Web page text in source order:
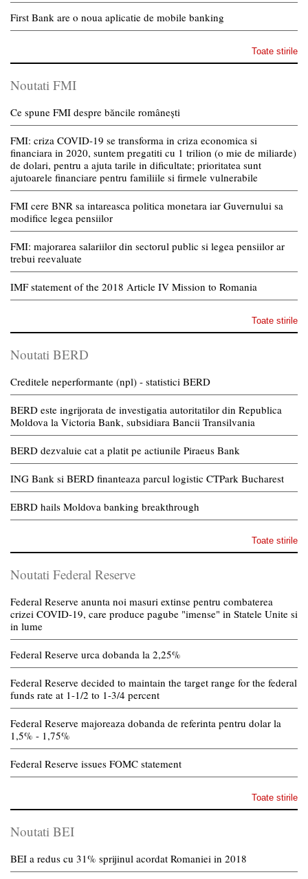
First Bank are o noua aplicatie de mobile banking
Toate stirile
Noutati FMI
Ce spune FMI despre băncile românești
FMI: criza COVID-19 se transforma in criza economica si
financiara in 2020, suntem pregatiti cu 1 trilion (o mie de miliarde)
de dolari, pentru a ajuta tarile in dificultate; prioritatea sunt
ajutoarele financiare pentru familiile si firmele vulnerabile
FMI cere BNR sa intareasca politica monetara iar Guvernului sa
modifice legea pensiilor
FMI: majorarea salariilor din sectorul public si legea pensiilor ar
trebui reevaluate
IMF statement of the 2018 Article IV Mission to Romania
Toate stirile
Noutati BERD
Creditele neperformante (npl) - statistici BERD
BERD este ingrijorata de investigatia autoritatilor din Republica
Moldova la Victoria Bank, subsidiara Bancii Transilvania
BERD dezvaluie cat a platit pe actiunile Piraeus Bank
ING Bank si BERD finanteaza parcul logistic CTPark Bucharest
EBRD hails Moldova banking breakthrough
Toate stirile
Noutati Federal Reserve
Federal Reserve anunta noi masuri extinse pentru combaterea
crizei COVID-19, care produce pagube "imense" in Statele Unite si
in lume
Federal Reserve urca dobanda la 2,25%
Federal Reserve decided to maintain the target range for the federal
funds rate at 1-1/2 to 1-3/4 percent
Federal Reserve majoreaza dobanda de referinta pentru dolar la
1,5% - 1,75%
Federal Reserve issues FOMC statement
Toate stirile
Noutati BEI
BEI a redus cu 31% sprijinul acordat Romaniei in 2018